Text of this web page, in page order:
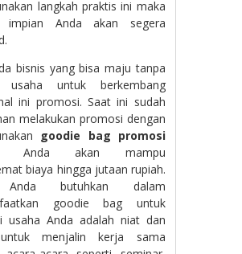
langkah praktis ini maka
impian Anda akan segera
bisnis yang bisa maju tanpa
usaha untuk berkembang
ini promosi. Saat ini sudah
melakukan promosi dengan
goodie bag promosi
Anda akan mampu
biaya hingga jutaan rupiah.
butuhkan dalam
goodie bag untuk
usaha Anda adalah niat dan
menjalin kerja sama